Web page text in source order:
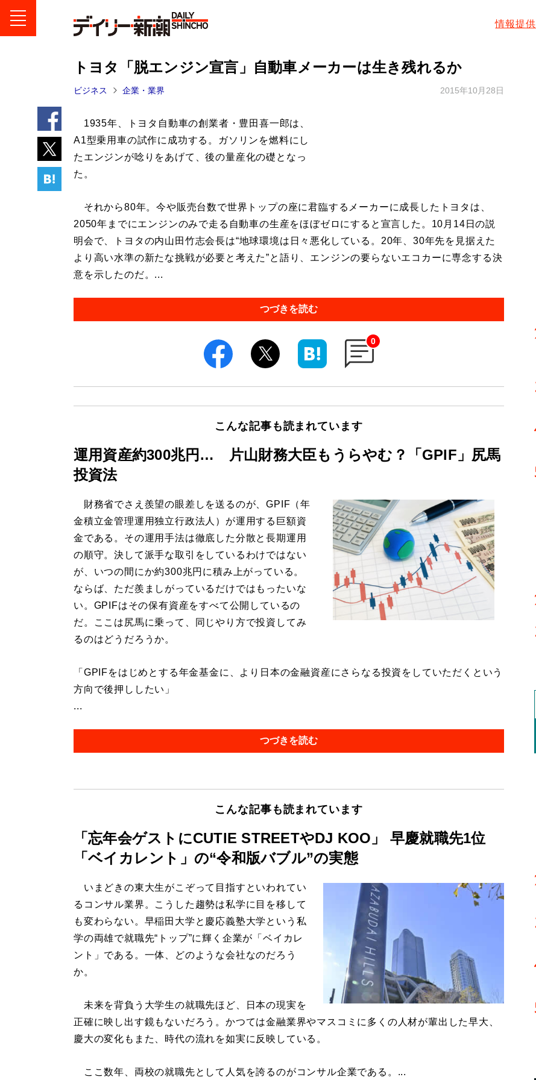
情報提供
トヨタ「脱エンジン宣言」自動車メーカーは生き残れるか
ビジネス 企業・業界 2015年10月28日
1935年、トヨタ自動車の創業者・豊田喜一郎は、
A1型乗用車の試作に成功する。ガソリンを燃料にし
たエンジンが唸りをあげて、後の量産化の礎となっ
た。
それから80年。今や販売台数で世界トップの座に君臨するメーカーに成長したトヨタは、
2050年までにエンジンのみで走る自動車の生産をほぼゼロにすると宣言した。10月14日の説
明会で、トヨタの内山田竹志会長は“地球環境は日々悪化している。20年、30年先を見据えた
より高い水準の新たな挑戦が必要と考えた”と語り、エンジンの要らないエコカーに専念する決
意を示したのだ。...
つづきを読む
0
こんな記事も読まれています
運用資産約300兆円… 片山財務大臣もうらやむ？「GPIF」尻馬
投資法
財務省でさえ羨望の眼差しを送るのが、GPIF（年
金積立金管理運用独立行政法人）が運用する巨額資
金である。その運用手法は徹底した分散と長期運用
の順守。決して派手な取引をしているわけではない
が、いつの間にか約300兆円に積み上がっている。
ならば、ただ羨ましがっているだけではもったいな
い。GPIFはその保有資産をすべて公開しているの
だ。ここは尻馬に乗って、同じやり方で投資してみ
るのはどうだろうか。
「GPIFをはじめとする年金基金に、より日本の金融資産にさらなる投資をしていただくという
方向で後押ししたい」
...
つづきを読む
こんな記事も読まれています
「忘年会ゲストにCUTIE STREETやDJ KOO」 早慶就職先1位
「ベイカレント」の“令和版バブル”の実態
いまどきの東大生がこぞって目指すといわれてい
るコンサル業界。こうした趨勢は私学に目を移して
も変わらない。早稲田大学と慶応義塾大学という私
学の両雄で就職先“トップ”に輝く企業が「ベイカレ
ント」である。一体、どのような会社なのだろう
か。
未来を背負う大学生の就職先ほど、日本の現実を
正確に映し出す鏡もないだろう。かつては金融業界やマスコミに多くの人材が輩出した早大、
慶大の変化もまた、時代の流れを如実に反映している。
ここ数年、両校の就職先として人気を誇るのがコンサル企業である。...